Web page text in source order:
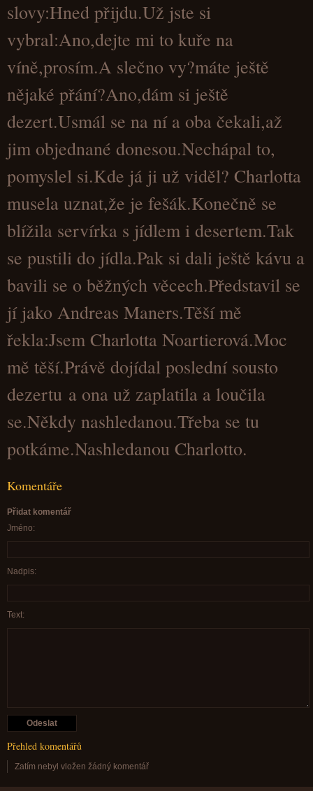
slovy:Hned přijdu.Už jste si
vybral:Ano,dejte mi to kuře na
víně,prosím.A slečno vy?máte ještě
nějaké přání?Ano,dám si ještě
dezert.Usmál se na ní a oba čekali,až
jim objednané donesou.Nechápal to,
pomyslel si.Kde já ji už viděl? Charlotta
musela uznat,že je fešák.Konečně se
blížila servírka s jídlem i desertem.Tak
se pustili do jídla.Pak si dali ještě kávu a
bavili se o běžných věcech.Představil se
jí jako Andreas Maners.Těší mě
řekla:Jsem Charlotta Noartierová.Moc
mě těší.Právě dojídal poslední sousto
dezertu a ona už zaplatila a loučila
se.Někdy nashledanou.Třeba se tu
potkáme.Nashledanou Charlotto.
Komentáře
Přidat komentář
Jméno:
Nadpis:
Text:
Přehled komentářů
Zatím nebyl vložen žádný komentář